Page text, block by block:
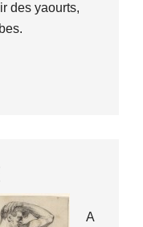
des yaourts,
A